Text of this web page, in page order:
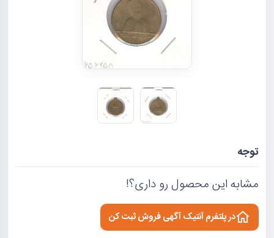
توجه
مشابه این محصول رو داری؟!
در پلتفرم آنتیک آگهی فروش ثبت کن